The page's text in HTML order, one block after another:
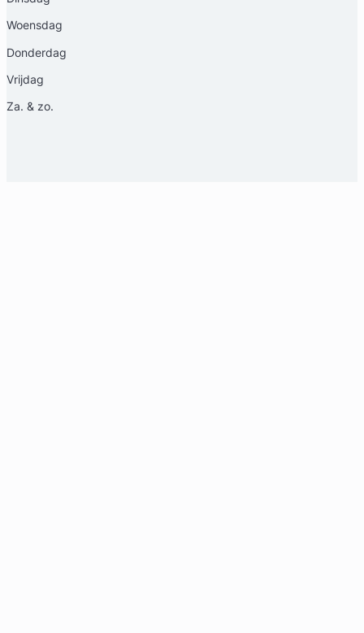
Woensdag
Donderdag
Vrijdag
Za. & zo.